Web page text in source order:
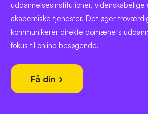
uddannelsesinstitutioner, videnskabelige
akademiske tjenester. Det øger
kommunikerer direkte domænets
fokus til online besøgende.
Få din